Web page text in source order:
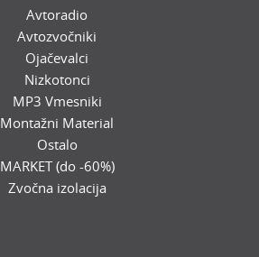
Avtoradio
Avtozvočniki
Ojačevalci
Nizkotonci
MP3 Vmesniki
Montažni Material
Ostalo
MARKET (do -60%)
Zvočna izolacija